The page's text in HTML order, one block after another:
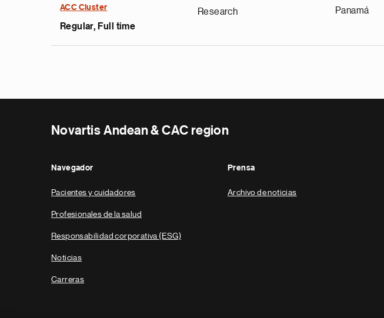
ACC Cluster
Regular, Full time
Research Panamá
Novartis Andean & CAC region
Navegador
Pacientes y cuidadores
Profesionales de la salud
Responsabilidad corporativa (ESG)
Noticias
Carreras
Prensa
Archivo de noticias